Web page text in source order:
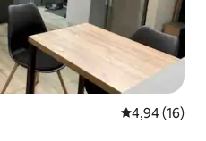
Średnia
4,94 (16)